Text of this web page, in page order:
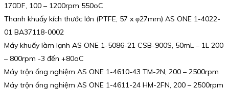
170DF, 100 – 1200rpm 550oC
Thanh khuấy kích thước lớn (PTFE, 57 x φ27mm) AS ONE 1-4022-
01 BA37118-0002
Máy khuấy làm lạnh AS ONE 1-5086-21 CSB-900S, 50mL – 1L 200
– 800rpm -3 đến +80oC
Máy trộn ống nghiệm AS ONE 1-4610-43 TM-2N, 200 – 2500rpm
Máy trộn ống nghiệm AS ONE 1-4611-24 HM-2FN, 200 – 2500rpm